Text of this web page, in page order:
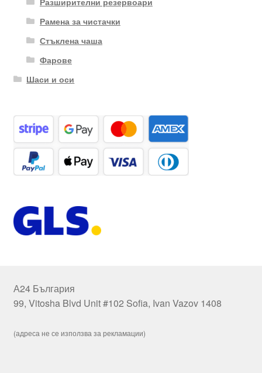
Рамена за чистачки
Стъклена чаша
Фарове
Шаси и оси
А24 България
99, Vitosha Blvd Unit #102 Sofia, Ivan Vazov 1408
(адреса не се използва за рекламации)